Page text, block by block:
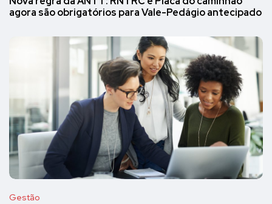
agora são obrigatórios para Vale-Pedágio antecipado
Gestão